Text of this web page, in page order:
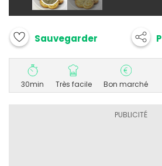
Sauvegarder
30min Très facile Bon marché